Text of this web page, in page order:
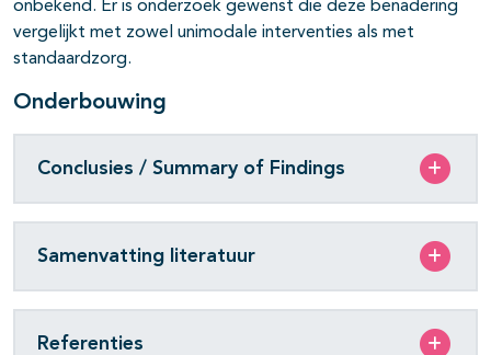
onbekend. Er is onderzoek gewenst die deze benadering
vergelijkt met zowel unimodale interventies als met
standaardzorg.
Onderbouwing
Conclusies / Summary of Findings
Samenvatting literatuur
Referenties